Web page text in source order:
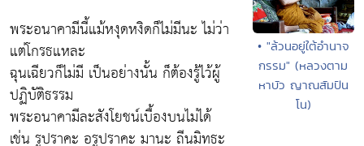
พระอนาคามีนี้แม้หงุดหงิดก็ไม่มีนะ ไม่ว่า
แต่โกรธแหละ
ฉุนเฉียวก็ไม่มี เป็นอย่างนั้น ก็ต้องรู้ไว้ผู้
ปฏิบัติธรรม
พระอนาคามีละสังโยชน์เบื้องบนไม่ได้
เช่น รูปราคะ อรูปราคะ มานะ ถีนมิทธะ
• "ล้วนอยู่ใต้อำนาจ
กรรม" (หลวงตาม
หาบัว ญาณสัมปัน
โน)